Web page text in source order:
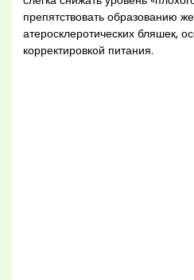
препятствовать образованию
атеросклеротических бляшек,
корректировкой питания.